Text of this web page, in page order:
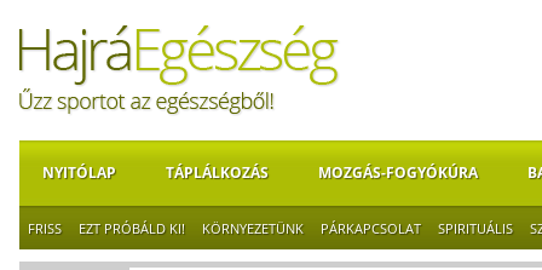
NYITÓLAP TÁPLÁLKOZÁS MOZGÁS-FOGYÓKÚRA
FRISS EZT PRÓBÁLD KI! KÖRNYEZETÜNK PÁRKAPCSOLAT SPIRITUÁLIS